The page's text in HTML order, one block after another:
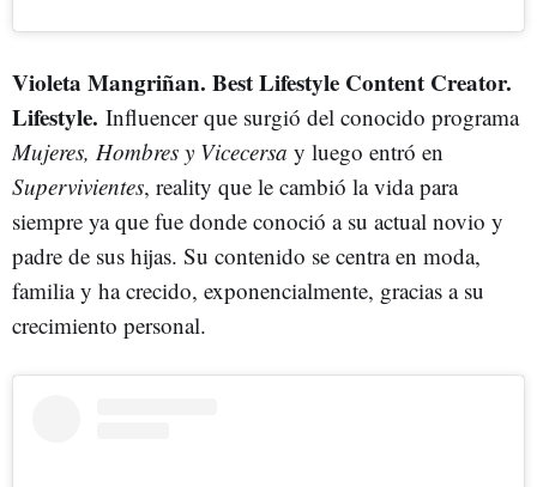
Violeta Mangriñan. Best Lifestyle Content Creator.
Lifestyle. Influencer que surgió del conocido programa
Mujeres, Hombres y Vicecersa y luego entró en
Supervivientes, reality que le cambió la vida para
siempre ya que fue donde conoció a su actual novio y
padre de sus hijas. Su contenido se centra en moda,
familia y ha crecido, exponencialmente, gracias a su
crecimiento personal.